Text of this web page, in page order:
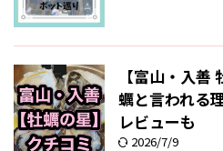
【富山・入
蠣と言われる
レビューも
2026/7/9